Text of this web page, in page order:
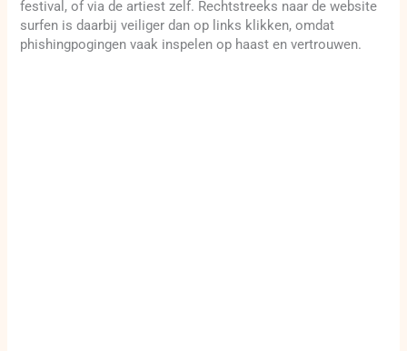
festival, of via de artiest zelf. Rechtstreeks naar de website
surfen is daarbij veiliger dan op links klikken, omdat
phishingpogingen vaak inspelen op haast en vertrouwen.